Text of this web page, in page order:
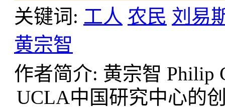
关键词: 工人 农民 刘易
黄宗智
作者简介: 黄宗智 Philip
UCLA中国研究中心的